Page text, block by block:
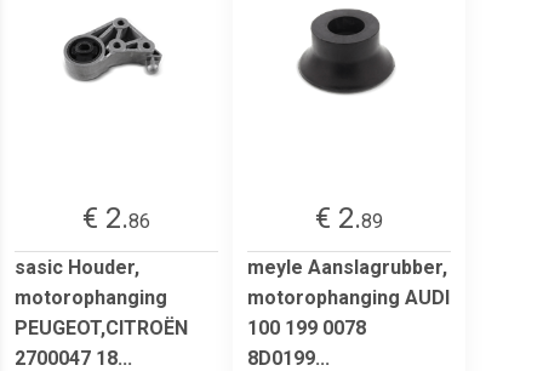
€ 2.86
sasic Houder,
motorophanging
PEUGEOT,CITROËN
2700047 18...
€ 2.89
meyle Aanslagrubber,
motorophanging AUDI
100 199 0078
8D0199...